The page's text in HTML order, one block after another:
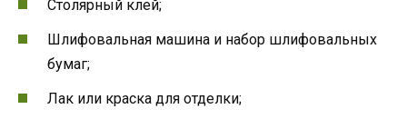
Столярный клей;
Шлифовальная машина и набор шлифовальных
бумаг;
Лак или краска для отделки;